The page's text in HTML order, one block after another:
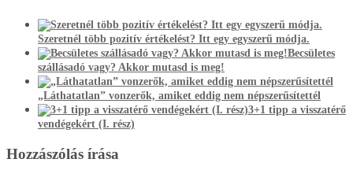
Szeretnél több pozitív értékelést? Itt egy egyszerű módja.
Becsületes
szállásadó vagy? Akkor mutasd is meg!
„Láthatatlan” vonzerők, amiket eddig nem népszerűsítettél
3+1 tipp a visszatérő
vendégekért (I. rész)
Hozzászólás írása